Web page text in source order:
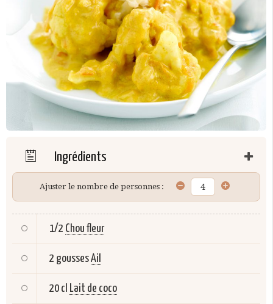
Ingrédients
Ajuster le nombre de personnes :
1/2 Chou fleur
2 goussesAil
20 cl Lait de coco